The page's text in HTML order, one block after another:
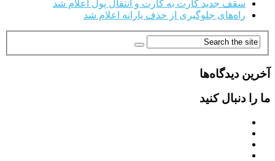
سقف جدید کارت به کارت و انتقال پول اعلام شد
راه‌های جلوگیری از حذف یارانه اعلام شد
آخرین دیدگاه‌ها
ما را دنبال کنید